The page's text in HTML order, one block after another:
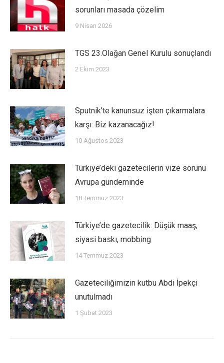
sorunları masada çözelim
9 Nisan 2026
TGS 23.Olağan Genel Kurulu sonuçlandı
2 Ekim 2023
Sputnik’te kanunsuz işten çıkarmalara
karşı: Biz kazanacağız!
10 Ağustos 2023
Türkiye’deki gazetecilerin vize sorunu
Avrupa gündeminde
18 Temmuz 2023
Türkiye’de gazetecilik: Düşük maaş,
siyasi baskı, mobbing
14 Temmuz 2023
Gazeteciliğimizin kutbu Abdi İpekçi
unutulmadı
1 Şubat 2023